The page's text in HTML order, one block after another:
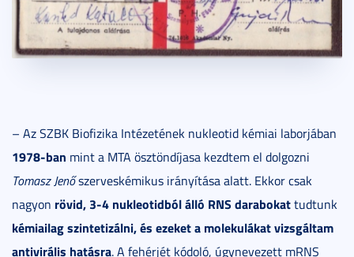
– Az SZBK Biofizika Intézetének nukleotid kémiai laborjában
1978-ban mint a MTA ösztöndíjasa kezdtem el dolgozni
Tomasz Jenőszerveskémikus irányítása alatt. Ekkor csak
nagyon rövid, 3-4 nukleotidból álló RNS darabokattudtunk
kémiailag szintetizálni, és ezeket a molekulákat vizsgáltam
antivirális hatásra. A fehérjét kódoló, úgynevezett mRNS